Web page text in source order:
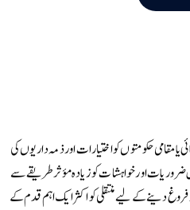
مقامی حکومتوں کو اختیارات اور ذمہ داریوں کی
ضروریات اور خواہشات کو زیادہ مؤثر طریقے سے
دینے کے لیے منتقلی کو اکثر ایک اہم قدم کے